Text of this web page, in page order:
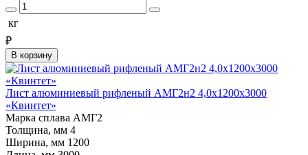
кг
₽
В корзину
Лист алюминиевый рифленый АМГ2н2 4,0х1200х3000
«Квинтет»
Марка сплава АМГ2
Толщина, мм 4
Ширина, мм 1200